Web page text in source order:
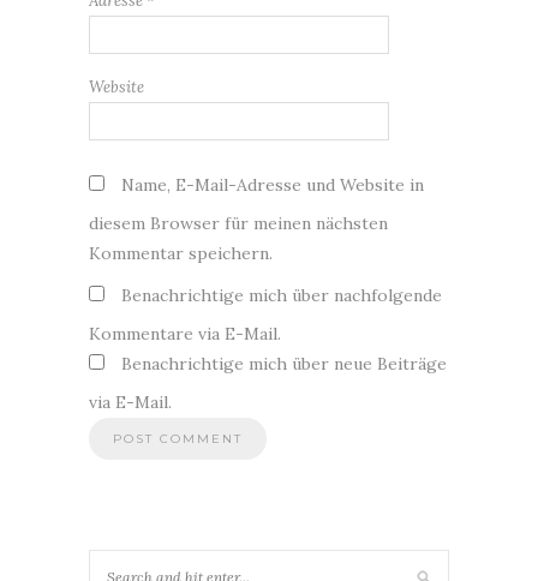
Website
Name, E-Mail-Adresse und Website in
diesem Browser für meinen nächsten
Kommentar speichern.
Benachrichtige mich über nachfolgende
Kommentare via E-Mail.
Benachrichtige mich über neue Beiträge
via E-Mail.